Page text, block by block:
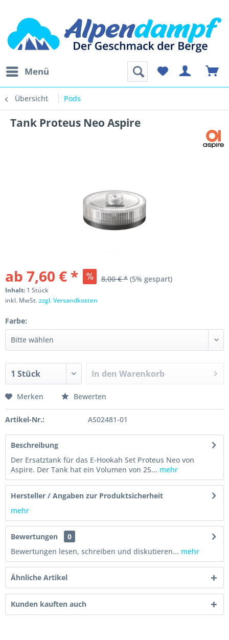
Menü
Übersicht Pods
Tank Proteus Neo Aspire
ab 7,60 € * 8,00 € * (5% gespart)
Inhalt: 1 Stück
inkl. MwSt.zzgl. Versandkosten
Farbe:
In den Warenkorb
Merken Bewerten
Artikel-Nr.: AS02481-01
Beschreibung
Der Ersatztank für das E-Hookah Set Proteus Neo von
Aspire. Der Tank hat ein Volumen von 25... mehr
Hersteller / Angaben zur Produktsicherheit
mehr
Bewertungen
0
Bewertungen lesen, schreiben und diskutieren... mehr
Ähnliche Artikel
Kunden kauften auch